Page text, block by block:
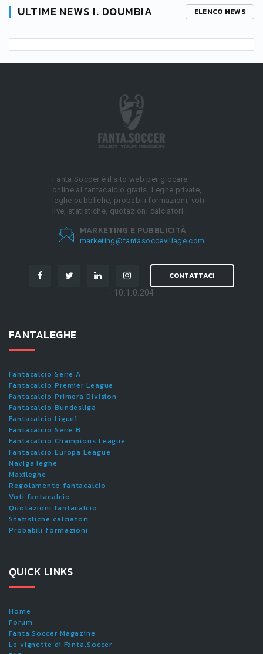
ULTIME NEWS I. DOUMBIA ELENCO NEWS
Fanta.Soccer è il sito web per giocare
online al fantacalcio gratis. Leghe private,
leghe pubbliche, probabili formazioni, voti
live, statistiche, quotazioni calciatori.
MARKETING E PUBBLICITÀ
marketing@fantasoccevillage.com
CONTATTACI
- 10.1.0.204
FANTALEGHE
Fantacalcio Serie A
Fantacalcio Premier League
Fantacalcio Primera Division
Fantacalcio Bundesliga
Fantacalcio Ligue1
Fantacalcio Serie B
Fantacalcio Champions League
Fantacalcio Europa League
Naviga leghe
Maxileghe
Regolamento fantacalcio
Voti fantacalcio
Quotazioni fantacalcio
Statistiche calciatori
Probabili formazioni
QUICK LINKS
Home
Forum
Fanta.Soccer Magazine
Le vignette di Fanta.Soccer